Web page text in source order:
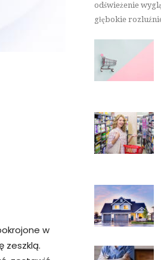
w
zeszklą.
odświeżenie
głębokie